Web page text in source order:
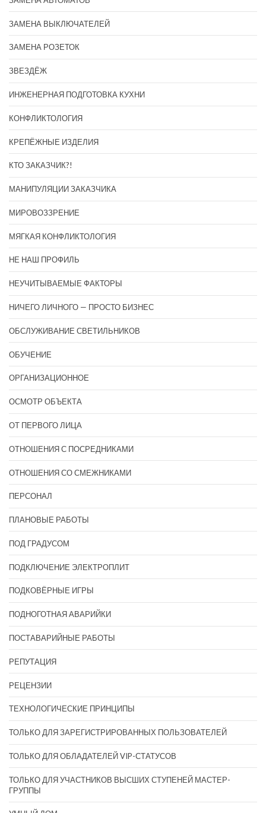
ЗАМЕНА ВЫКЛЮЧАТЕЛЕЙ
ЗАМЕНА РОЗЕТОК
ЗВЕЗДЁЖ
ИНЖЕНЕРНАЯ ПОДГОТОВКА КУХНИ
КОНФЛИКТОЛОГИЯ
КРЕПЁЖНЫЕ ИЗДЕЛИЯ
КТО ЗАКАЗЧИК?!
МАНИПУЛЯЦИИ ЗАКАЗЧИКА
МИРОВОЗЗРЕНИЕ
МЯГКАЯ КОНФЛИКТОЛОГИЯ
НЕ НАШ ПРОФИЛЬ
НЕУЧИТЫВАЕМЫЕ ФАКТОРЫ
НИЧЕГО ЛИЧНОГО — ПРОСТО БИЗНЕС
ОБСЛУЖИВАНИЕ СВЕТИЛЬНИКОВ
ОБУЧЕНИЕ
ОРГАНИЗАЦИОННОЕ
ОСМОТР ОБЪЕКТА
ОТ ПЕРВОГО ЛИЦА
ОТНОШЕНИЯ С ПОСРЕДНИКАМИ
ОТНОШЕНИЯ СО СМЕЖНИКАМИ
ПЕРСОНАЛ
ПЛАНОВЫЕ РАБОТЫ
ПОД ГРАДУСОМ
ПОДКЛЮЧЕНИЕ ЭЛЕКТРОПЛИТ
ПОДКОВЁРНЫЕ ИГРЫ
ПОДНОГОТНАЯ АВАРИЙКИ
ПОСТАВАРИЙНЫЕ РАБОТЫ
РЕПУТАЦИЯ
РЕЦЕНЗИИ
ТЕХНОЛОГИЧЕСКИЕ ПРИНЦИПЫ
ТОЛЬКО ДЛЯ ЗАРЕГИСТРИРОВАННЫХ ПОЛЬЗОВАТЕЛЕЙ
ТОЛЬКО ДЛЯ ОБЛАДАТЕЛЕЙ VIP-СТАТУСОВ
ТОЛЬКО ДЛЯ УЧАСТНИКОВ ВЫСШИХ СТУПЕНЕЙ МАСТЕР-
ГРУППЫ